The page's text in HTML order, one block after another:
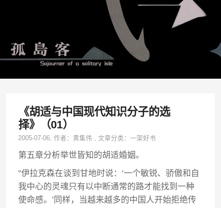
《胡适与中国现代知识分子的选
择》（01）
2005-07-06, 作者：黄集伟 ,文章分类：一架好书
第五章分析举世皆知的胡适婚姻。
“伊拉克森在谈到甘地时说：‘一个敏锐、骄傲和自
我中心的灵魂只有以中断通常的路才能找到一种
使命感。’同样，当越来越多的中国人开始拒绝传